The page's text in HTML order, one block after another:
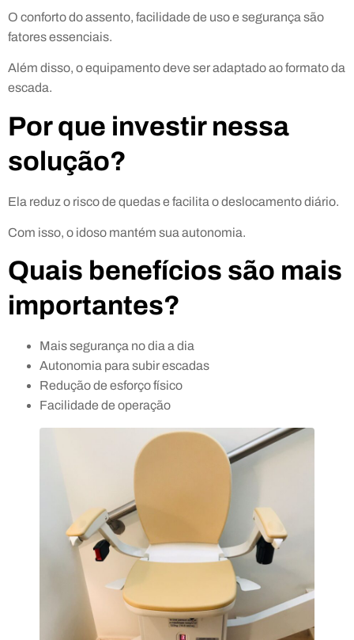
O conforto do assento, facilidade de uso e segurança são
fatores essenciais.
Além disso, o equipamento deve ser adaptado ao formato da
escada.
Por que investir nessa
solução?
Ela reduz o risco de quedas e facilita o deslocamento diário.
Com isso, o idoso mantém sua autonomia.
Quais benefícios são mais
importantes?
Mais segurança no dia a dia
Autonomia para subir escadas
Redução de esforço físico
Facilidade de operação